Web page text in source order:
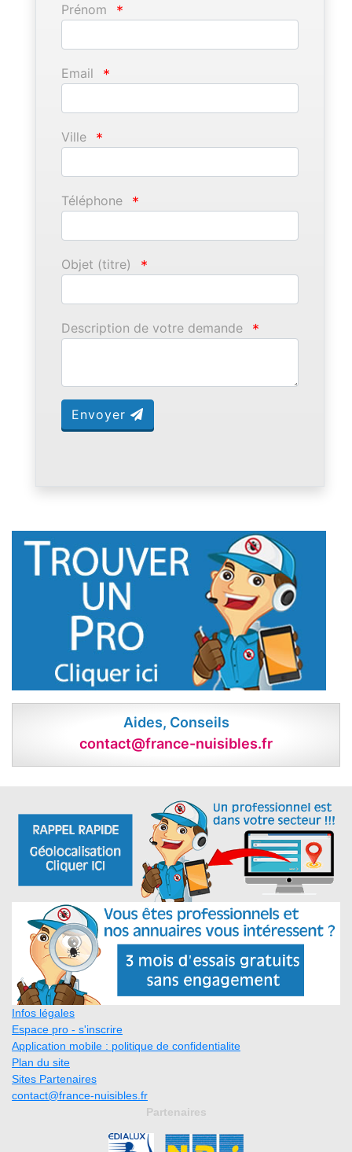
Prénom *
Email *
Ville *
Téléphone *
Objet (titre) *
Description de votre demande *
Envoyer
Aides, Conseils
contact@france-nuisibles.fr
Infos légales
Espace pro - s'inscrire
Application mobile : politique de confidentialite
Plan du site
Sites Partenaires
contact@france-nuisibles.fr
Partenaires